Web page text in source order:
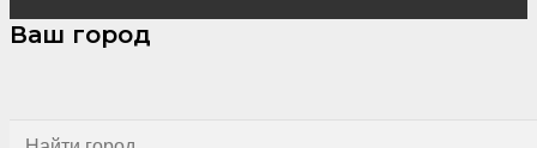
Ваш город